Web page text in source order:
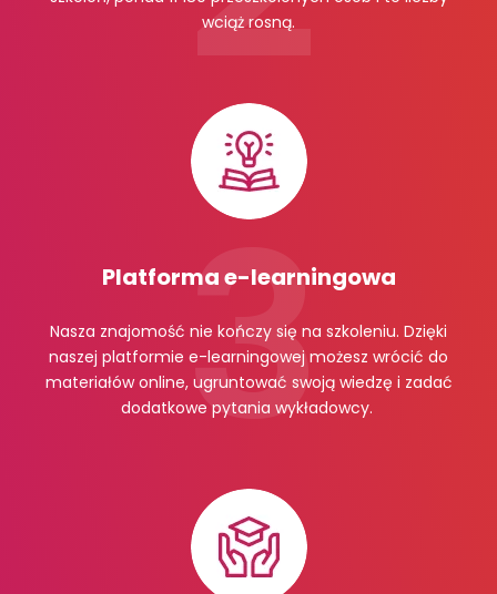
wciąż rosną.
Platforma e-learningowa
Nasza znajomość nie kończy się na szkoleniu. Dzięki
naszej platformie e-learningowej możesz wrócić do
materiałów online, ugruntować swoją wiedzę i zadać
dodatkowe pytania wykładowcy.